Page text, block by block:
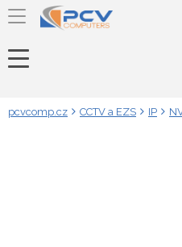
pcvcomp.cz CCTV a EZS IP